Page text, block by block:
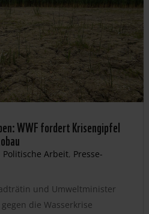
WWF fordert Krisengipfel
Politische Arbeit, Presse-
und Umweltminister
die Wasserkrise